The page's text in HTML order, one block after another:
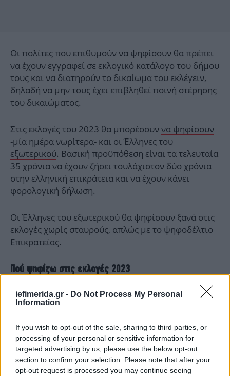
iefimerida.gr - Do Not Process My Personal
Information
If you wish to opt-out of the sale, sharing to third parties, or
processing of your personal or sensitive information for
targeted advertising by us, please use the below opt-out
section to confirm your selection. Please note that after your
opt-out request is processed you may continue seeing
Οι πολίτες που επιθυμούν να ψηφίσουν θα πρέπει
να έχουν εγγραφεί σε εκλογικό κατάλογο του δήμου
τους και να διατηρούν το δικαίωμα του εκλέγειν,
δηλαδή να μην τους έχει επιβληθεί ποινή στέρησης
του δικαιώματος.
Στις εκλογές του 2023 θα μπορέσουννα ψηφίσουν
-μία ημέρα νωρίτερα- και οι Έλληνες του
εξωτερικού. Βασική προϋπόθεση είναι τα τελευταία
35 χρόνια να έχουν ζήσει τουλάχιστον δύο χρόνια
στην ελληνική επικράτεια και να έχουν κάνει
φορολογική δήλωση.
Οι Έλληνες του εξωτερικού θα ψηφίσουν ξανά στις
εκλογές χωρίς σταυρούς, απλώς με το ψηφοδέλτιο
Επικρατείας.
Πού ψηφίζω στις εκλογές 2023
Οι πολίτες που επιθυμούν να διαπιστώσουν πού
ψηφίζουν στις εκλογές μπορούν να επισκεφθούν
ψηφίζεις».
Στην εφαρμογή «Μάθε πού ψηφίζεις» θα χρειαστεί
να συμπληρώσετε: